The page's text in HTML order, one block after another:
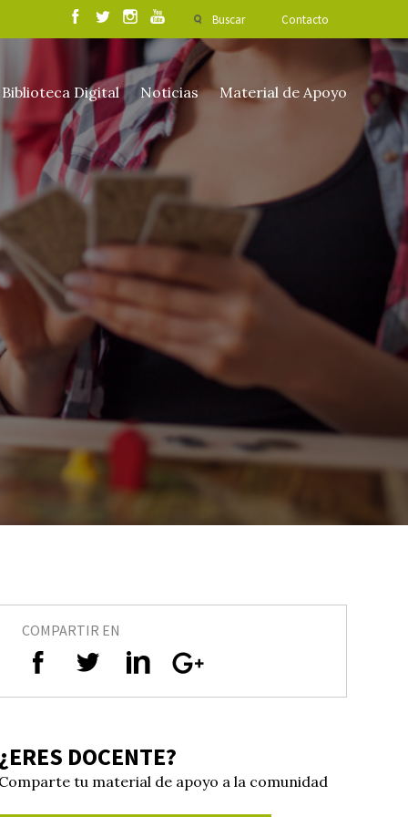
Buscar Contacto
Biblioteca Digital Noticias Material de Apoyo
COMPARTIR EN
¿ERES DOCENTE?
Comparte tu material de apoyo a la comunidad